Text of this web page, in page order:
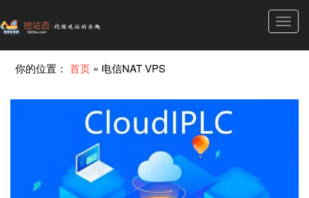
你的位置：首页 » 电信NAT VPS